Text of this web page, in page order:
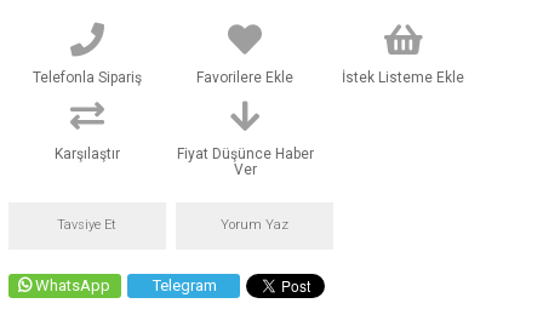
Telefonla Sipariş Favorilere Ekle İstek Listeme Ekle
Karşılaştır
Fiyat Düşünce Haber
Ver
Tavsiye Et Yorum Yaz
WhatsApp Telegram